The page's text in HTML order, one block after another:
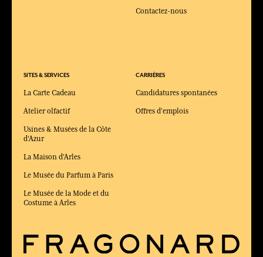
SITES & SERVICES
La Carte Cadeau
Atelier olfactif
Usines & Musées de la Côte
d'Azur
La Maison d'Arles
Le Musée du Parfum à Paris
Le Musée de la Mode et du
Costume à Arles
Contactez-nous
CARRIÈRES
Candidatures spontanées
Offres d'emplois